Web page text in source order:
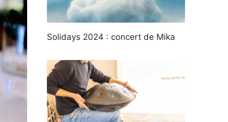
Solidays 2024 : concert de Mika